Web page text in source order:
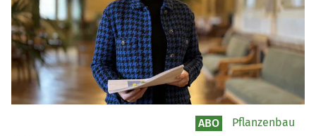
ABO Pflanzenbau